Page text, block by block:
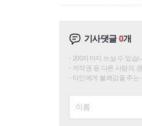
기사댓글0개
200자까지 쓰실 수 있습
저작권 등 다른 사람의
타인에게 불쾌감을 주는